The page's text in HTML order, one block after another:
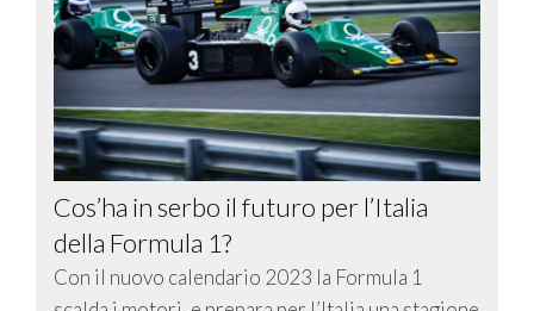
Cos’ha in serbo il futuro per l’Italia
della Formula 1?
Con il nuovo calendario 2023 la Formula 1